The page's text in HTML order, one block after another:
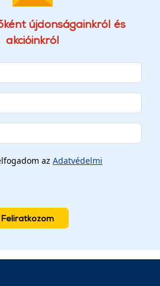
újdonságainkról és
akcióinkról
az Adatvédelmi
Feliratkozom